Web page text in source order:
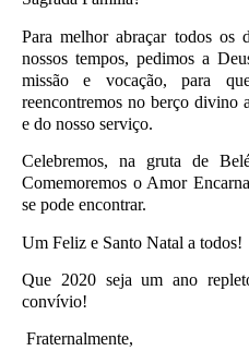
Para melhor abraçar todos os
nossos tempos, pedimos a
missão e vocação, para
reencontremos no berço divino
e do nosso serviço.
Celebremos, na gruta de
Comemoremos o Amor
se pode encontrar.
Um Feliz e Santo Natal a todos!
Que 2020 seja um ano
convívio!
Fraternalmente,